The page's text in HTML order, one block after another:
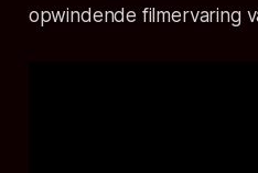
opwindende filmervaring